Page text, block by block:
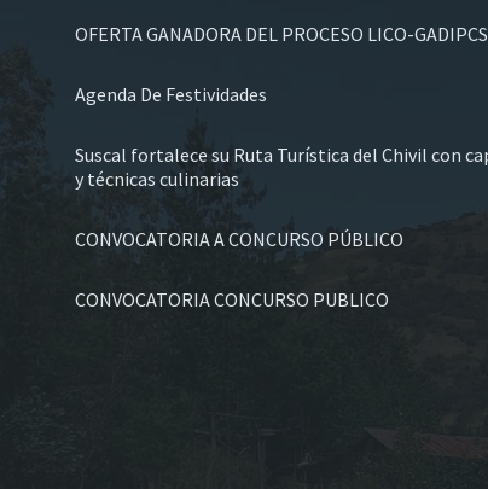
OFERTA GANADORA DEL PROCESO LICO-
Agenda De Festividades
Suscal fortalece su Ruta Turística del Chivil con
y técnicas culinarias
CONVOCATORIA A CONCURSO PÚBLICO
CONVOCATORIA CONCURSO PUBLICO